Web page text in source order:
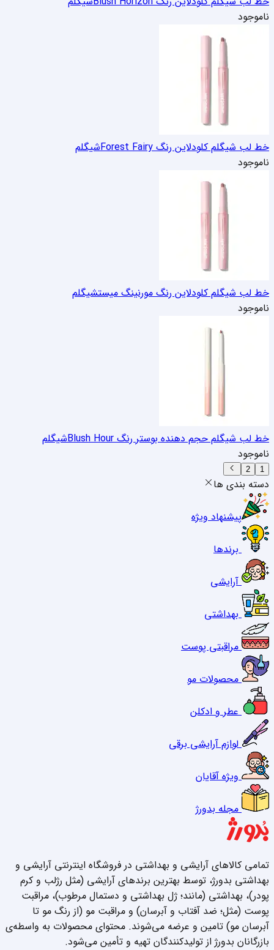
ناموجود
خط لب شیگلم کلودلاین رنگ Forest Fairy
شیگلم
ناموجود
خط لب شیگلم کلودلاین رنگ مورنینگ میستشیگلم
ناموجود
خط لب شیگلم حجم دهنده بوستر رنگ Blush Hour
شیگلم
ناموجود
1
2
دسته بندی ها
پیشنهاد ویژه
برندها
آرایشی
بهداشتی
مراقبتی پوست
محصولات مو
عطر و ادکلن
لوازم آرایشی برقی
ویژه آقایان
مجله بدورژ
تمامی کالاهای آرایشی و بهداشتی در فروشگاه اینترنتی آرایشی و
بهداشتی بدورژ، توسط بهترین برندهای آرایشی (مثل رژلب و کرم
پودر)، بهداشتی (مانند؛ ژل بهداشتی و دستمال مرطوب)، مراقبت
پوست (مثل؛ ضد آفتاب و آبرسان) و مراقبت مو (از رنگ مو تا
آبرسان مو) تامین و عرضه می‌شوند. محتوای محصولات به واسطه‌ی
بازرگانان بدورژ از تولیدکنندگان تهیه و تأمین می‌شود.